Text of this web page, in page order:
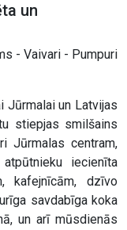
un
- Vaivari - Pumpuri
Jūrmalai un Latvijas
stiepjas smilšains
Jūrmalas centram,
iecienīta
kafejnīcām, dzīvo
savdabīga koka
un arī mūsdienās